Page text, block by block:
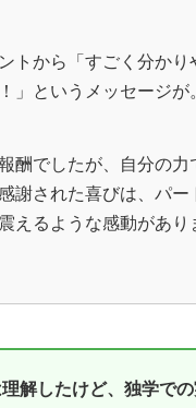
トから「すごく分かり
」というメッセージが。
酬でしたが、自分の力
謝された喜びは、パー
えるような感動があり
解したけど、独学で